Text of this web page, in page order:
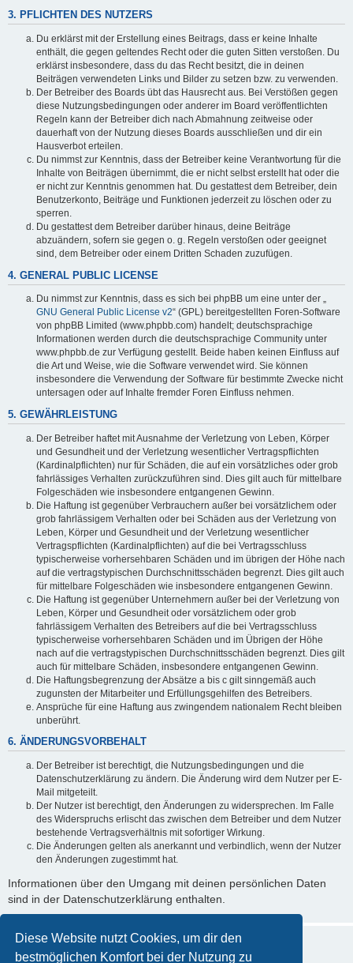
Diese Website nutzt Cookies, um dir den
bestmöglichen Komfort bei der Nutzung zu
3. PFLICHTEN DES NUTZERS
Du erklärst mit der Erstellung eines Beitrags, dass er keine Inhalte
enthält, die gegen geltendes Recht oder die guten Sitten verstoßen. Du
erklärst insbesondere, dass du das Recht besitzt, die in deinen
Beiträgen verwendeten Links und Bilder zu setzen bzw. zu verwenden.
Der Betreiber des Boards übt das Hausrecht aus. Bei Verstößen gegen
diese Nutzungsbedingungen oder anderer im Board veröffentlichten
Regeln kann der Betreiber dich nach Abmahnung zeitweise oder
dauerhaft von der Nutzung dieses Boards ausschließen und dir ein
Hausverbot erteilen.
Du nimmst zur Kenntnis, dass der Betreiber keine Verantwortung für die
Inhalte von Beiträgen übernimmt, die er nicht selbst erstellt hat oder die
er nicht zur Kenntnis genommen hat. Du gestattest dem Betreiber, dein
Benutzerkonto, Beiträge und Funktionen jederzeit zu löschen oder zu
sperren.
Du gestattest dem Betreiber darüber hinaus, deine Beiträge
abzuändern, sofern sie gegen o. g. Regeln verstoßen oder geeignet
sind, dem Betreiber oder einem Dritten Schaden zuzufügen.
4. GENERAL PUBLIC LICENSE
Du nimmst zur Kenntnis, dass es sich bei phpBB um eine unter der „
GNU General Public License v2“ (GPL) bereitgestellten Foren-Software
von phpBB Limited (www.phpbb.com) handelt; deutschsprachige
Informationen werden durch die deutschsprachige Community unter
www.phpbb.de zur Verfügung gestellt. Beide haben keinen Einfluss auf
die Art und Weise, wie die Software verwendet wird. Sie können
insbesondere die Verwendung der Software für bestimmte Zwecke nicht
untersagen oder auf Inhalte fremder Foren Einfluss nehmen.
5. GEWÄHRLEISTUNG
Der Betreiber haftet mit Ausnahme der Verletzung von Leben, Körper
und Gesundheit und der Verletzung wesentlicher Vertragspflichten
(Kardinalpflichten) nur für Schäden, die auf ein vorsätzliches oder grob
fahrlässiges Verhalten zurückzuführen sind. Dies gilt auch für mittelbare
Folgeschäden wie insbesondere entgangenen Gewinn.
Die Haftung ist gegenüber Verbrauchern außer bei vorsätzlichem oder
grob fahrlässigem Verhalten oder bei Schäden aus der Verletzung von
Leben, Körper und Gesundheit und der Verletzung wesentlicher
Vertragspflichten (Kardinalpflichten) auf die bei Vertragsschluss
typischerweise vorhersehbaren Schäden und im übrigen der Höhe nach
auf die vertragstypischen Durchschnittsschäden begrenzt. Dies gilt auch
für mittelbare Folgeschäden wie insbesondere entgangenen Gewinn.
Die Haftung ist gegenüber Unternehmern außer bei der Verletzung von
Leben, Körper und Gesundheit oder vorsätzlichem oder grob
fahrlässigem Verhalten des Betreibers auf die bei Vertragsschluss
typischerweise vorhersehbaren Schäden und im Übrigen der Höhe
nach auf die vertragstypischen Durchschnittsschäden begrenzt. Dies gilt
auch für mittelbare Schäden, insbesondere entgangenen Gewinn.
Die Haftungsbegrenzung der Absätze a bis c gilt sinngemäß auch
zugunsten der Mitarbeiter und Erfüllungsgehilfen des Betreibers.
Ansprüche für eine Haftung aus zwingendem nationalem Recht bleiben
unberührt.
6. ÄNDERUNGSVORBEHALT
Der Betreiber ist berechtigt, die Nutzungsbedingungen und die
Datenschutzerklärung zu ändern. Die Änderung wird dem Nutzer per E-
Mail mitgeteilt.
Der Nutzer ist berechtigt, den Änderungen zu widersprechen. Im Falle
des Widerspruchs erlischt das zwischen dem Betreiber und dem Nutzer
bestehende Vertragsverhältnis mit sofortiger Wirkung.
Die Änderungen gelten als anerkannt und verbindlich, wenn der Nutzer
den Änderungen zugestimmt hat.
Informationen über den Umgang mit deinen persönlichen Daten
sind in der Datenschutzerklärung enthalten.